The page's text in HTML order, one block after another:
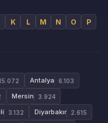
K L M N O
P
Antalya 6.103
Mersin 3.924
3.132 Diyarbakır 2.615